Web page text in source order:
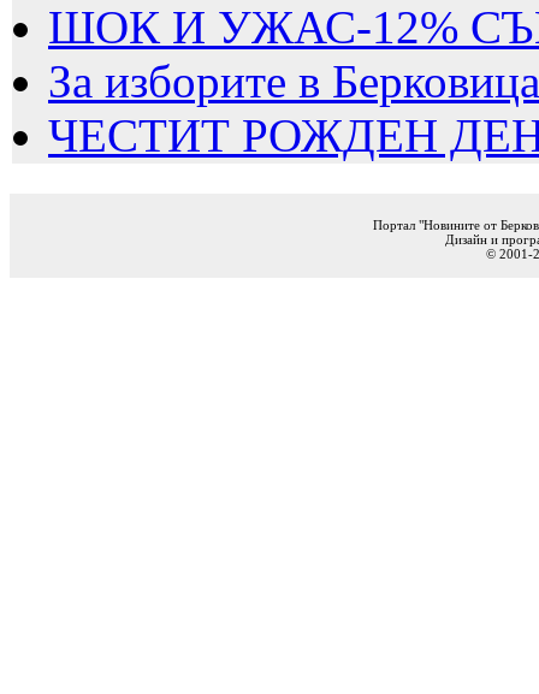
ШОК И УЖАС-12%
За изборите в
ЧЕСТИТ РОЖДЕН
Портал "Новините от
Дизайн и
© 2001-